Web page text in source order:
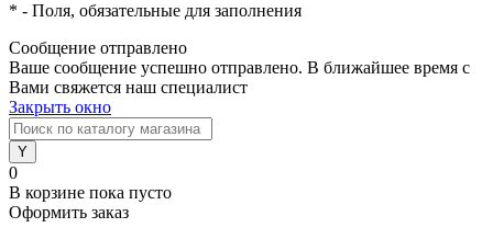
* - Поля, обязательные для заполнения
Сообщение отправлено
Ваше сообщение успешно отправлено. В ближайшее время с
Вами свяжется наш специалист
Закрыть окно
0
В корзине пока пусто
Оформить заказ